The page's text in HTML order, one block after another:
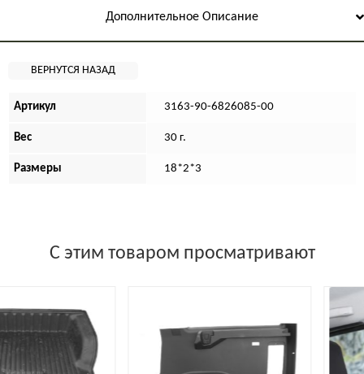
Дополнительное Описание
Артикул 3163-90-6826085-00
Вес 30 г.
Размеры 18*2*3
С этим товаром просматривают